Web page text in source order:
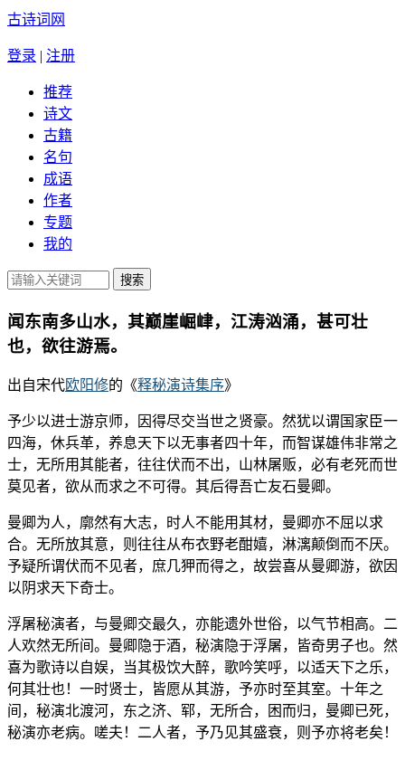
古诗词网
登录 | 注册
推荐
诗文
古籍
名句
成语
作者
专题
我的
闻东南多山水，其巅崖崛峍，江涛汹涌，甚可壮
也，欲往游焉。
出自宋代欧阳修的《释秘演诗集序》
予少以进士游京师，因得尽交当世之贤豪。然犹以谓国家臣一
四海，休兵革，养息天下以无事者四十年，而智谋雄伟非常之
士，无所用其能者，往往伏而不出，山林屠贩，必有老死而世
莫见者，欲从而求之不可得。其后得吾亡友石曼卿。
曼卿为人，廓然有大志，时人不能用其材，曼卿亦不屈以求
合。无所放其意，则往往从布衣野老酣嬉，淋漓颠倒而不厌。
予疑所谓伏而不见者，庶几狎而得之，故尝喜从曼卿游，欲因
以阴求天下奇士。
浮屠秘演者，与曼卿交最久，亦能遗外世俗，以气节相高。二
人欢然无所间。曼卿隐于酒，秘演隐于浮屠，皆奇男子也。然
喜为歌诗以自娱，当其极饮大醉，歌吟笑呼，以适天下之乐，
何其壮也！一时贤士，皆愿从其游，予亦时至其室。十年之
间，秘演北渡河，东之济、郓，无所合，困而归，曼卿已死，
秘演亦老病。嗟夫！二人者，予乃见其盛衰，则予亦将老矣！